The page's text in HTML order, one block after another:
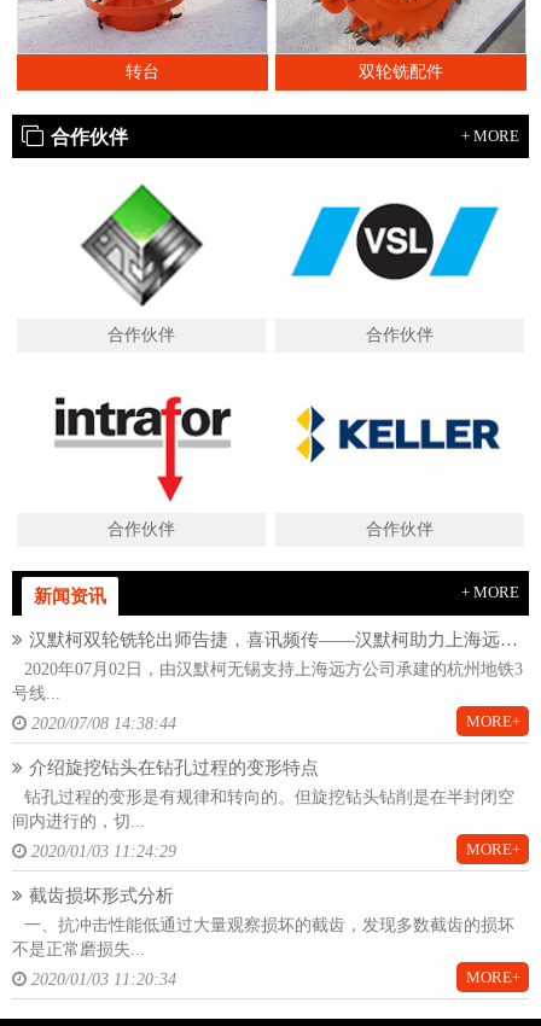
转台 双轮铣配件
合作伙伴 + MORE
合作伙伴 合作伙伴
合作伙伴 合作伙伴
新闻资讯 + MORE
汉默柯双轮铣轮出师告捷，喜讯频传——汉默柯助力上海远方杭州地铁项目
2020年07月02日，由汉默柯无锡支持上海远方公司承建的杭州地铁3
号线...
2020/07/08 14:38:44
MORE+
介绍旋挖钻头在钻孔过程的变形特点
钻孔过程的变形是有规律和转向的。但旋挖钻头钻削是在半封闭空
间内进行的，切...
2020/01/03 11:24:29
MORE+
截齿损坏形式分析
一、抗冲击性能低通过大量观察损坏的截齿，发现多数截齿的损坏
不是正常磨损失...
2020/01/03 11:20:34
MORE+